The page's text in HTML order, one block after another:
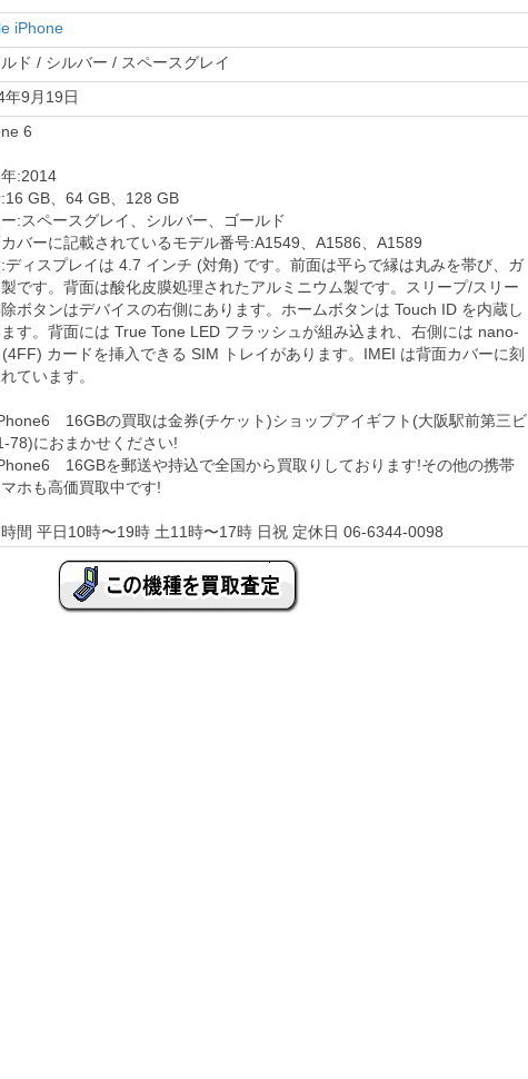
iPhone
ド / シルバー / スペースグレイ
年9月19日
6
:2014
GB、64 GB、128 GB
:スペースグレイ、シルバー、ゴールド
バーに記載されているモデル番号:A1549、A1586、A1589
ディスプレイは 4.7 インチ (対角) です。前面は平らで縁は丸みを帯び、ガ
です。背面は酸化皮膜処理されたアルミニウム製です。スリープ/スリー
ボタンはデバイスの右側にあります。ホームボタンは Touch ID を内蔵し
す。背面には True Tone LED フラッシュが組み込まれ、右側には nano-
カードを挿入できる SIM トレイがあります。IMEI は背面カバーに刻
ています。
16GBの買取は金券(チケット)ショップアイギフト(大阪駅前第三ビ
78)におまかせください!
16GBを郵送や持込で全国から買取りしております!その他の携帯
ホも高価買取中です!
間 平日10時〜19時 土11時〜17時 日祝 定休日 06-6344-0098